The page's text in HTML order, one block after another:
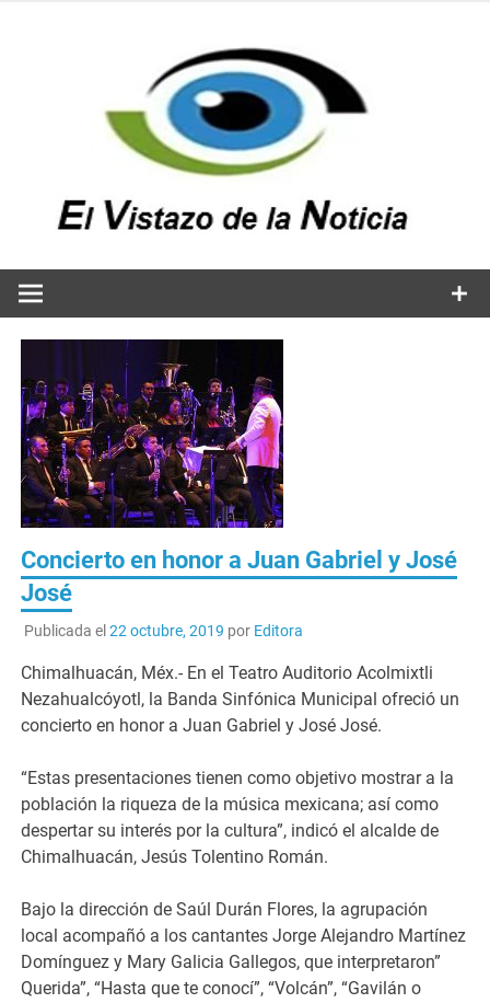
Concierto en honor a Juan Gabriel y José
José
Publicada el 22 octubre, 2019 por Editora
Chimalhuacán, Méx.- En el Teatro Auditorio Acolmixtli
Nezahualcóyotl, la Banda Sinfónica Municipal ofreció un
concierto en honor a Juan Gabriel y José José.
“Estas presentaciones tienen como objetivo mostrar a la
población la riqueza de la música mexicana; así como
despertar su interés por la cultura”, indicó el alcalde de
Chimalhuacán, Jesús Tolentino Román.
Bajo la dirección de Saúl Durán Flores, la agrupación
local acompañó a los cantantes Jorge Alejandro Martínez
Domínguez y Mary Galicia Gallegos, que interpretaron”
Querida”, “Hasta que te conocí”, “Volcán”, “Gavilán o